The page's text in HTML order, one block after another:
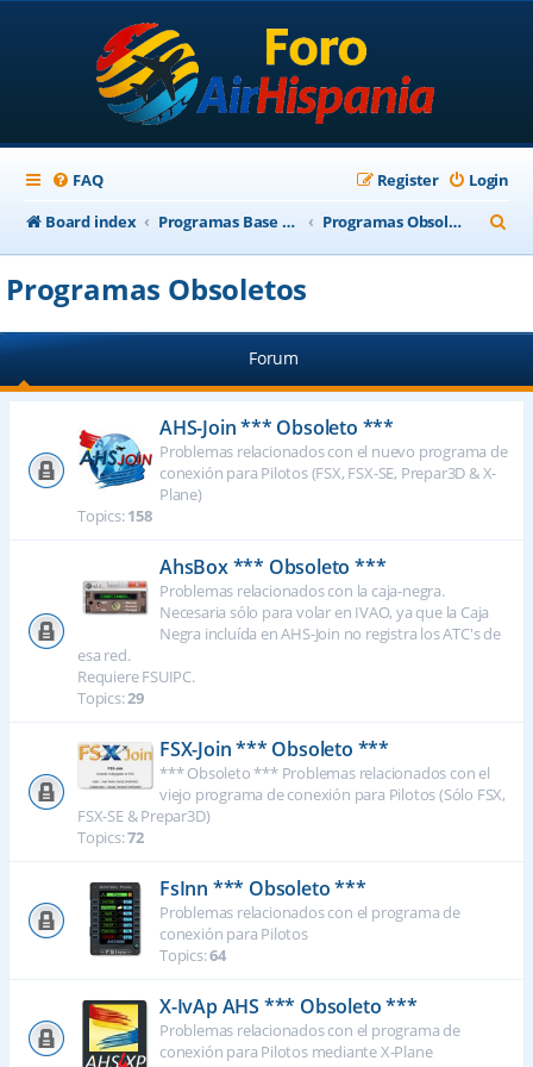
FAQ Login
Register
Board index
Programas Base AirHispania Programas Obsoletos
e
h
Programas Obsoletos
Forum
AHS-Join *** Obsoleto ***
Problemas relacionados con el nuevo programa de
conexión para Pilotos (FSX, FSX-SE, Prepar3D & X-
Plane)
Topics:158
AhsBox *** Obsoleto ***
Problemas relacionados con la caja-negra.
Necesaria sólo para volar en IVAO, ya que la Caja
Negra incluída en AHS-Join no registra los ATC's de
esa red.
Requiere FSUIPC.
Topics:29
FSX-Join *** Obsoleto ***
*** Obsoleto *** Problemas relacionados con el
viejo programa de conexión para Pilotos (Sólo FSX,
FSX-SE & Prepar3D)
Topics:72
FsInn *** Obsoleto ***
Problemas relacionados con el programa de
conexión para Pilotos
Topics:64
X-IvAp AHS *** Obsoleto ***
Problemas relacionados con el programa de
conexión para Pilotos mediante X-Plane